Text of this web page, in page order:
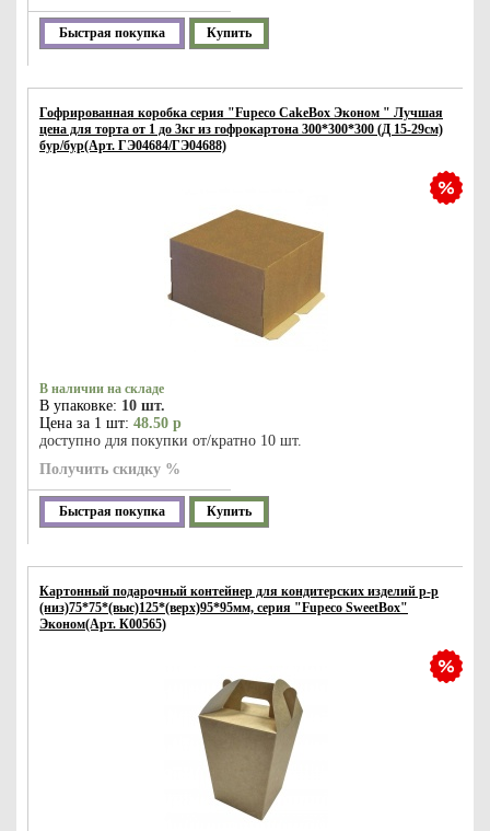
Быстрая покупка Купить
Гофрированная коробка серия "Fupeco CakeBox Эконом " Лучшая
цена для торта от 1 до 3кг из гофрокартона 300*300*300 (Д 15-29см)
бур/бур(Арт. ГЭ04684/ГЭ04688)
В наличии на складе
В упаковке: 10 шт.
Цена за 1 шт: 48.50 р
доступно для покупки от/кратно 10 шт.
Получить скидку %
Быстрая покупка Купить
Картонный подарочный контейнер для кондитерских изделий р-р
(низ)75*75*(выс)125*(верх)95*95мм, серия "Fupeco SweetBox"
Эконом(Арт. К00565)